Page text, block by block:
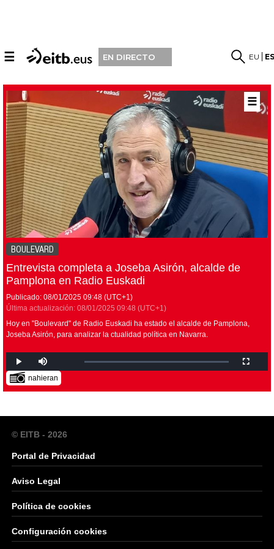
☰ EN DIRECTO EU
☰
BOULEVARD
Entrevista completa a Joseba Asirón, alcalde de
Pamplona en Radio Euskadi
Publicado: 08/01/2025 09:48 (UTC+1)
Última actualización: 08/01/2025 09:48 (UTC+1)
Hoy en "Boulevard" de Radio Euskadi ha estado el alcalde de Pamplona,
Joseba Asirón, para analizar la ctualidad política en Navarra.
nahieran
© EITB - 2026
Portal de Privacidad
Aviso Legal
Política de cookies
Configuración cookies